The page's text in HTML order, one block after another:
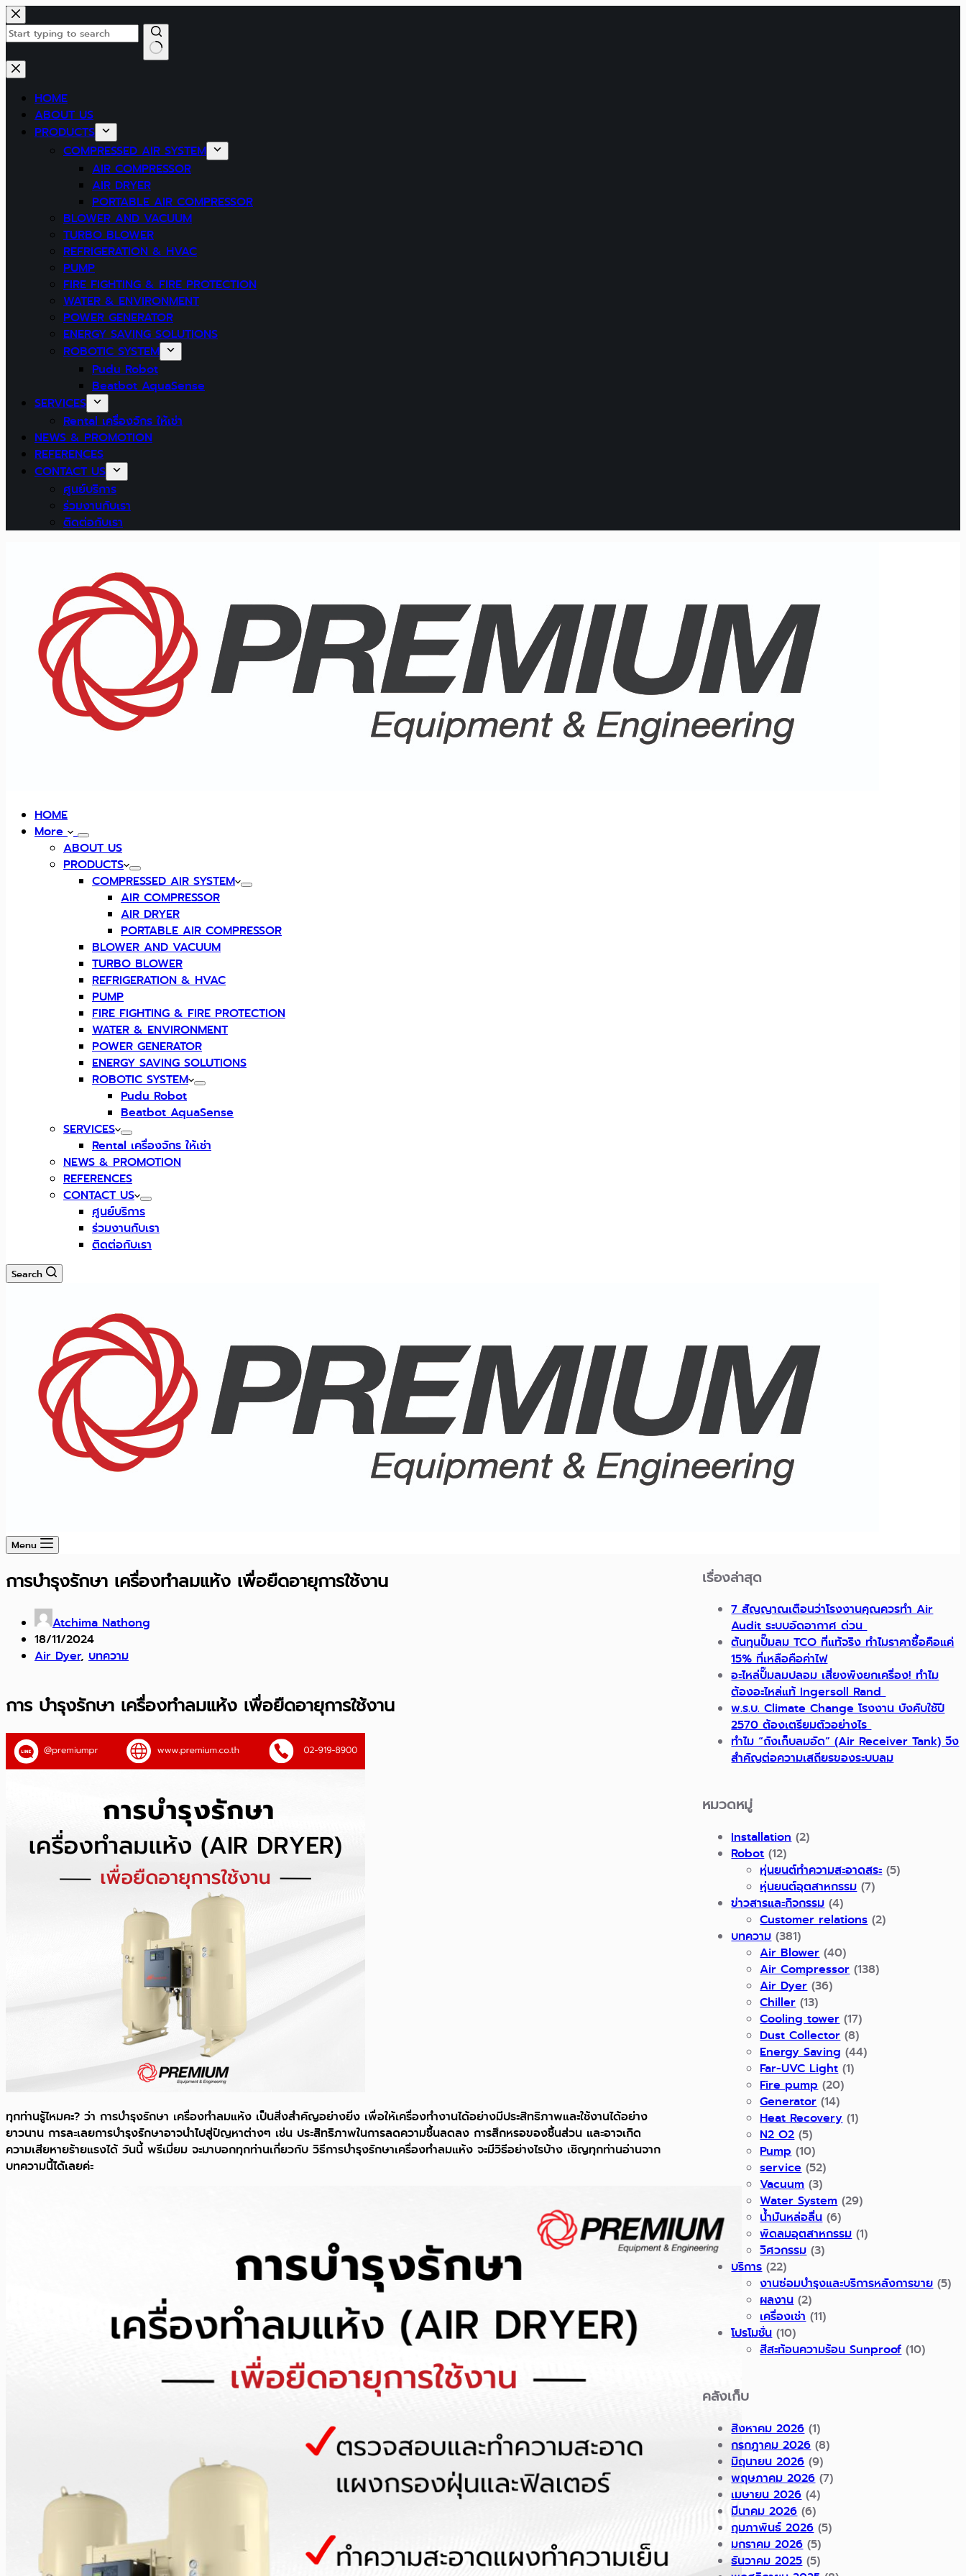
Skip
to
content
No
HOME
ABOUT US
PRODUCTS
COMPRESSED AIR SYSTEM
AIR COMPRESSOR
AIR DRYER
PORTABLE AIR COMPRESSOR
BLOWER AND VACUUM
TURBO BLOWER
REFRIGERATION & HVAC
PUMP
FIRE FIGHTING & FIRE PROTECTION
WATER & ENVIRONMENT
POWER GENERATOR
ENERGY SAVING SOLUTIONS
ROBOTIC SYSTEM
Pudu Robot
Beatbot AquaSense
SERVICES
Rental เครื่องจักร ให้เช่า
NEWS & PROMOTION
REFERENCES
CONTACT US
ศูนย์บริการ
ร่วมงานกับเรา
ติดต่อกับเรา
HOME
More
ABOUT US
PRODUCTS
COMPRESSED AIR SYSTEM
AIR COMPRESSOR
AIR DRYER
PORTABLE AIR COMPRESSOR
BLOWER AND VACUUM
TURBO BLOWER
REFRIGERATION & HVAC
PUMP
FIRE FIGHTING & FIRE PROTECTION
WATER & ENVIRONMENT
POWER GENERATOR
ENERGY SAVING SOLUTIONS
ROBOTIC SYSTEM
Pudu Robot
Beatbot AquaSense
SERVICES
Rental เครื่องจักร ให้เช่า
NEWS & PROMOTION
REFERENCES
CONTACT US
ศูนย์บริการ
ร่วมงานกับเรา
ติดต่อกับเรา
Search
Menu
การบำรุงรักษา เครื่องทำลมแห้ง เพื่อยืดอายุการใช้งาน
Atchima Nathong
18/11/2024
Air Dyer, บทความ
การ บำรุงรักษา เครื่องทำลมแห้ง เพื่อยืดอายุการใช้งาน
ทุกท่านรู้ไหมคะ? ว่า การบำรุงรักษา เครื่องทำลมแห้ง เป็นสิ่งสำคัญอย่างยิ่ง เพื่อให้เครื่องทำงานได้อย่างมีประสิทธิภาพและใช้งานได้อย่าง
ยาวนาน การละเลยการบำรุงรักษาอาจนำไปสู่ปัญหาต่างๆ เช่น ประสิทธิภาพในการลดความชื้นลดลง การสึกหรอของชิ้นส่วน และอาจเกิด
ความเสียหายร้ายแรงได้ วันนี้ พรีเมี่ยม จะมาบอกทุกท่านเกี่ยวกับ วิธีการบำรุงรักษาเครื่องทำลมแห้ง จะมีวิธีอย่างไรบ้าง เชิญทุกท่านอ่านจาก
บทความนี้ได้เลยค่ะ
เรื่องล่าสุด
7 สัญญาณเตือนว่าโรงงานคุณควรทำ Air
Audit ระบบอัดอากาศ ด่วน
ต้นทุนปั๊มลม TCO ที่แท้จริง ทำไมราคาซื้อคือแค่
15% ที่เหลือคือค่าไฟ
อะไหล่ปั๊มลมปลอม เสี่ยงพังยกเครื่อง! ทำไม
ต้องอะไหล่แท้ Ingersoll Rand
พ.ร.บ. Climate Change โรงงาน บังคับใช้ปี
2570 ต้องเตรียมตัวอย่างไร
ทำไม “ถังเก็บลมอัด” (Air Receiver Tank) จึง
สำคัญต่อความเสถียรของระบบลม
หมวดหมู่
Installation (2)
Robot (12)
หุ่นยนต์ทำความสะอาดสระ (5)
หุ่นยนต์อุตสาหกรรม (7)
ข่าวสารและกิจกรรม (4)
Customer relations (2)
บทความ (381)
Air Blower (40)
Air Compressor (138)
Air Dyer (36)
Chiller (13)
Cooling tower (17)
Dust Collector (8)
Energy Saving (44)
Far-UVC Light (1)
Fire pump (20)
Generator (14)
Heat Recovery (1)
N2 O2 (5)
Pump (10)
service (52)
Vacuum (3)
Water System (29)
น้ำมันหล่อลื่น (6)
พัดลมอุตสาหกรรม (1)
วิศวกรรม (3)
บริการ (22)
งานซ่อมบำรุงและบริการหลังการขาย (5)
ผลงาน (2)
เครื่องเช่า (11)
โปรโมชั่น (10)
สีสะท้อนความร้อน Sunproof (10)
คลังเก็บ
สิงหาคม 2026 (1)
กรกฎาคม 2026 (8)
มิถุนายน 2026 (9)
พฤษภาคม 2026 (7)
เมษายน 2026 (4)
มีนาคม 2026 (6)
กุมภาพันธ์ 2026 (5)
มกราคม 2026 (5)
ธันวาคม 2025 (5)